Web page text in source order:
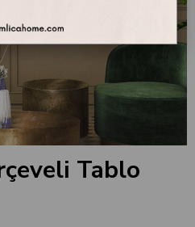
Tablo